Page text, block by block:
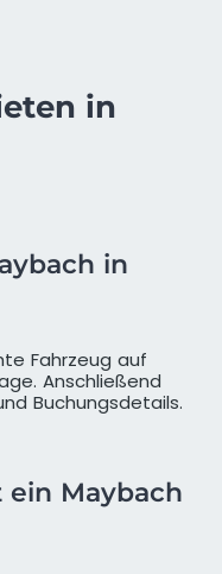
in
in
Fahrzeug auf
Anschließend
Buchungsdetails.
ein Maybach